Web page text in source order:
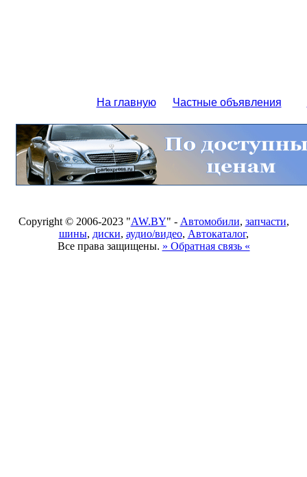
На главную Частные объявления
Copyright © 2006-2023 "AW.BY" - Автомобили, запчасти,
шины, диски, аудио/видео, Автокаталог,
Все права защищены. » Обратная связь «